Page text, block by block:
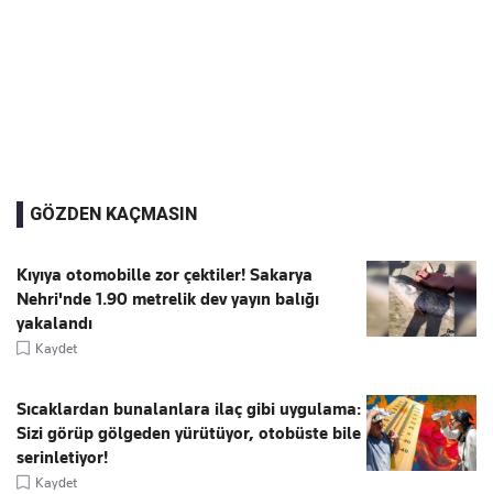
GÖZDEN KAÇMASIN
Kıyıya otomobille zor çektiler! Sakarya
Nehri'nde 1.90 metrelik dev yayın balığı
yakalandı
Kaydet
Sıcaklardan bunalanlara ilaç gibi uygulama:
Sizi görüp gölgeden yürütüyor, otobüste bile
serinletiyor!
Kaydet